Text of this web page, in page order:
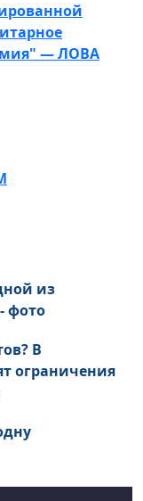
— ЛОВА
из
фото
В
ограничения